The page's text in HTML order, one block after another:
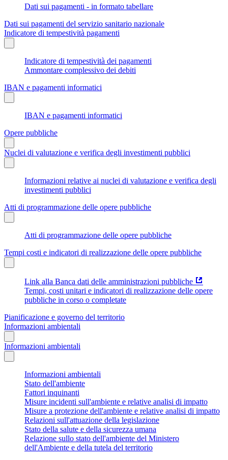
Dati sui pagamenti - in formato tabellare
Dati sui pagamenti del servizio sanitario nazionale
Indicatore di tempestività pagamenti
Indicatore di tempestività dei pagamenti
Ammontare complessivo dei debiti
IBAN e pagamenti informatici
IBAN e pagamenti informatici
Opere pubbliche
Nuclei di valutazione e verifica degli investimenti pubblici
Informazioni relative ai nuclei di valutazione e verifica degli
investimenti pubblici
Atti di programmazione delle opere pubbliche
Atti di programmazione delle opere pubbliche
Tempi costi e indicatori di realizzazione delle opere pubbliche
Link alla Banca dati delle amministrazioni pubbliche
Tempi, costi unitari e indicatori di realizzazione delle opere
pubbliche in corso o completate
Pianificazione e governo del territorio
Informazioni ambientali
Informazioni ambientali
Informazioni ambientali
Stato dell'ambiente
Fattori inquinanti
Misure incidenti sull'ambiente e relative analisi di impatto
Misure a protezione dell'ambiente e relative analisi di impatto
Relazioni sull'attuazione della legislazione
Stato della salute e della sicurezza umana
Relazione sullo stato dell'ambiente del Ministero
dell'Ambiente e della tutela del territorio